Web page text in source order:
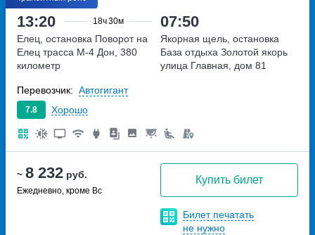
13:20 18ч30м 07:50
~ 8 232 руб.
Ежедневно, кроме Вс
Купить билет
Билет печатать
не нужно
Елец, остановка Поворот на
Елец трасса М-4 Дон, 380
километр
Якорная щель, остановка
База отдыха Золотой якорь
улица Главная, дом 81
7.8 Хорошо
Перевозчик: Автогигант